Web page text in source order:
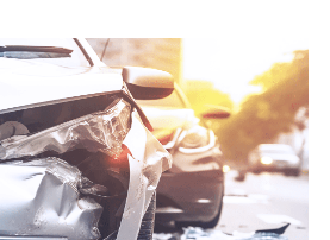
用データの項目】
コモがサービス提供等を通じて取得
の個人データ
ールアドレス、お客さまの識別子、
ントサービスのご利用に関する情